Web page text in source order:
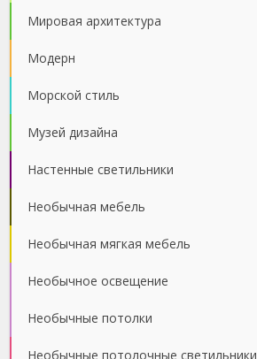
Мировая архитектура
Модерн
Морской стиль
Музей дизайна
Настенные светильники
Необычная мебель
Необычная мягкая мебель
Необычное освещение
Необычные потолки
Необычные потолочные светильники